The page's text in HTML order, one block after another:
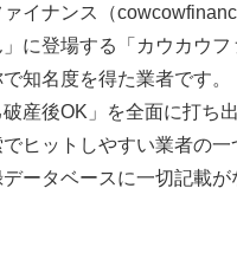
ァイナンス（
」に登場する「カウカウ
で知名度を得た業者です
産後OK」を全面に打ち
ヒットしやすい業者の
ータベースに一切記載